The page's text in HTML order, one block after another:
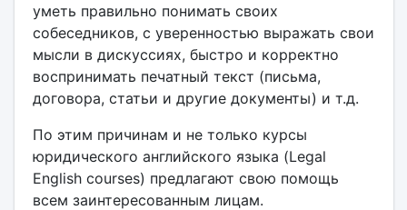
уметь правильно понимать своих
собеседников, с уверенностью выражать свои
мысли в дискуссиях, быстро и корректно
воспринимать печатный текст (письма,
договора, статьи и другие документы) и т.д.
По этим причинам и не только курсы
юридического английского языка (Legal
English courses) предлагают свою помощь
всем заинтересованным лицам.